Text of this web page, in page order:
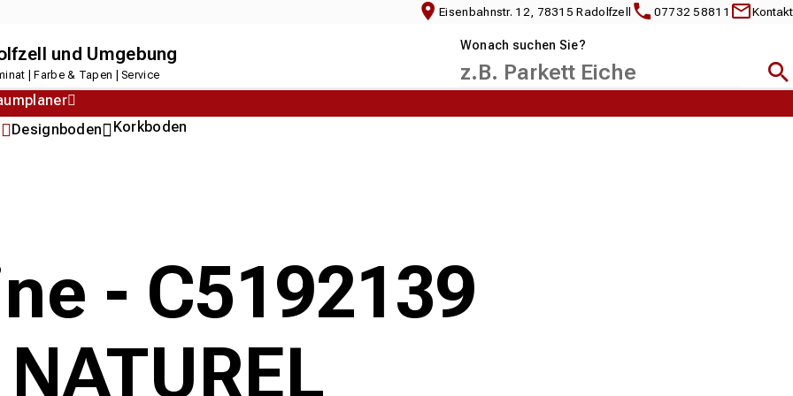
Eisenbahnstr. 12, 78315 Radolfzell 07732 58811 Kontakt
und Umgebung
| Farbe & Tapen | Service
Wonach suchen Sie?
Designboden Korkboden
- C5192139